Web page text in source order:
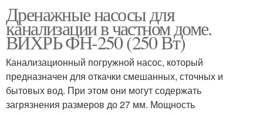
Дренажные насосы для
канализации в частном доме.
ВИХРЬ ФН-250 (250 Вт)
Канализационный погружной насос, который
предназначен для откачки смешанных, сточных и
бытовых вод. При этом они могут содержать
загрязнения размеров до 27 мм. Мощность